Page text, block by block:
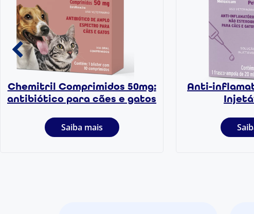
Chemitril Comprimidos 50mg:
antibiótico para cães e gatos
Saiba mais
Anti-